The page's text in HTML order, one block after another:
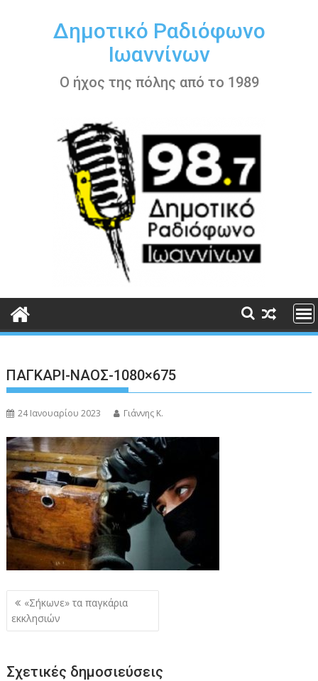
περιεχόμενοΔημοτικό Ραδιόφωνο
Ιωαννίνων
Ο ήχος της πόλης από το 1989
ΠΑΓΚΑΡΙ-ΝΑΟΣ-1080×675
24 Ιανουαρίου 2023 Γιάννης Κ.
Πλοήγηση
άρθρων
«Σήκωνε» τα παγκάρια
εκκλησιών
Σχετικές δημοσιεύσεις